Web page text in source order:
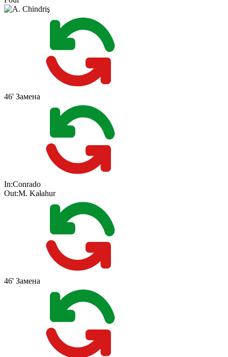
46' Замена
In:Conrado
Out:M. Kałahur
46' Замена